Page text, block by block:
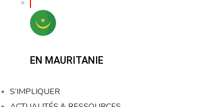
EN MAURITANIE
S’IMPLIQUER